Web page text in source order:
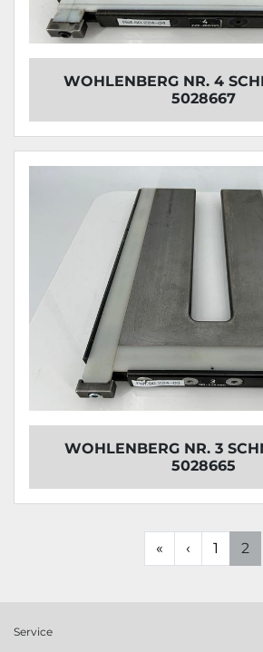
WOHLENBERG NR. 4
5028667
WOHLENBERG NR. 3
5028665
« ‹ 1 2
Service